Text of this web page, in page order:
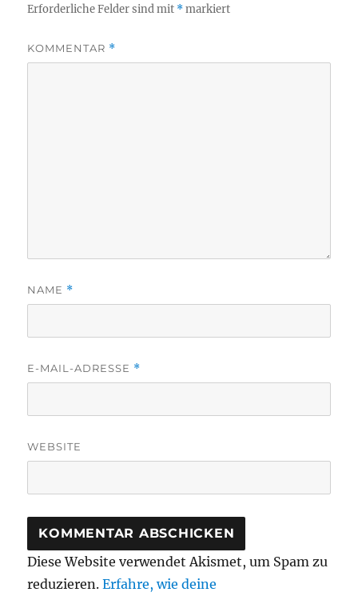
Erforderliche Felder sind mit *markiert
KOMMENTAR *
NAME *
E-MAIL-ADRESSE *
WEBSITE
Diese Website verwendet Akismet, um Spam zu
reduzieren.Erfahre, wie deine